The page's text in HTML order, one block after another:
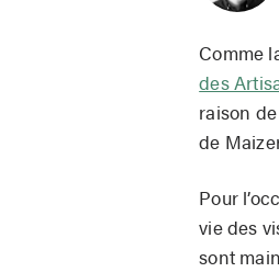
Comme
des
raison
de
Pour
vie des
sont